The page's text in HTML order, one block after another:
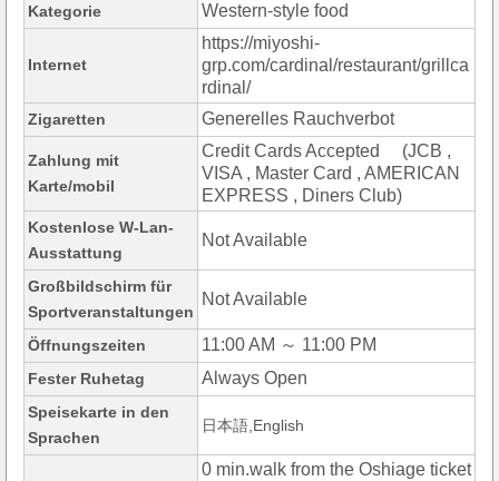
Kategorie Western-style food
Internet
https://miyoshi-
grp.com/cardinal/restaurant/grillca
rdinal/
Zigaretten Generelles Rauchverbot
Zahlung mit
Karte/mobil
Credit Cards Accepted (JCB ,
VISA , Master Card , AMERICAN
EXPRESS , Diners Club)
Kostenlose W-Lan-
Ausstattung
Not Available
Großbildschirm für
Sportveranstaltungen
Not Available
Öffnungszeiten 11:00 AM ～ 11:00 PM
Fester Ruhetag Always Open
Speisekarte in den
Sprachen
日本語,English
0 min.walk from the Oshiage ticket